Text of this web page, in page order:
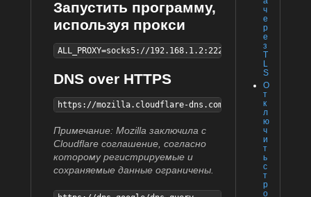
ч
е
р
е
з
T
L
S
О
т
к
л
ю
ч
и
т
ь
с
т
р
о
Запустить программу,
используя прокси
ALL_PROXY=socks5://192.168.1.2:2225 curl http://
DNS over HTTPS
https://mozilla.cloudflare-dns.com/dns-query
Примечание: Mozilla заключила с
Cloudflare соглашение, согласно
которому регистрируемые и
сохраняемые данные ограничены.